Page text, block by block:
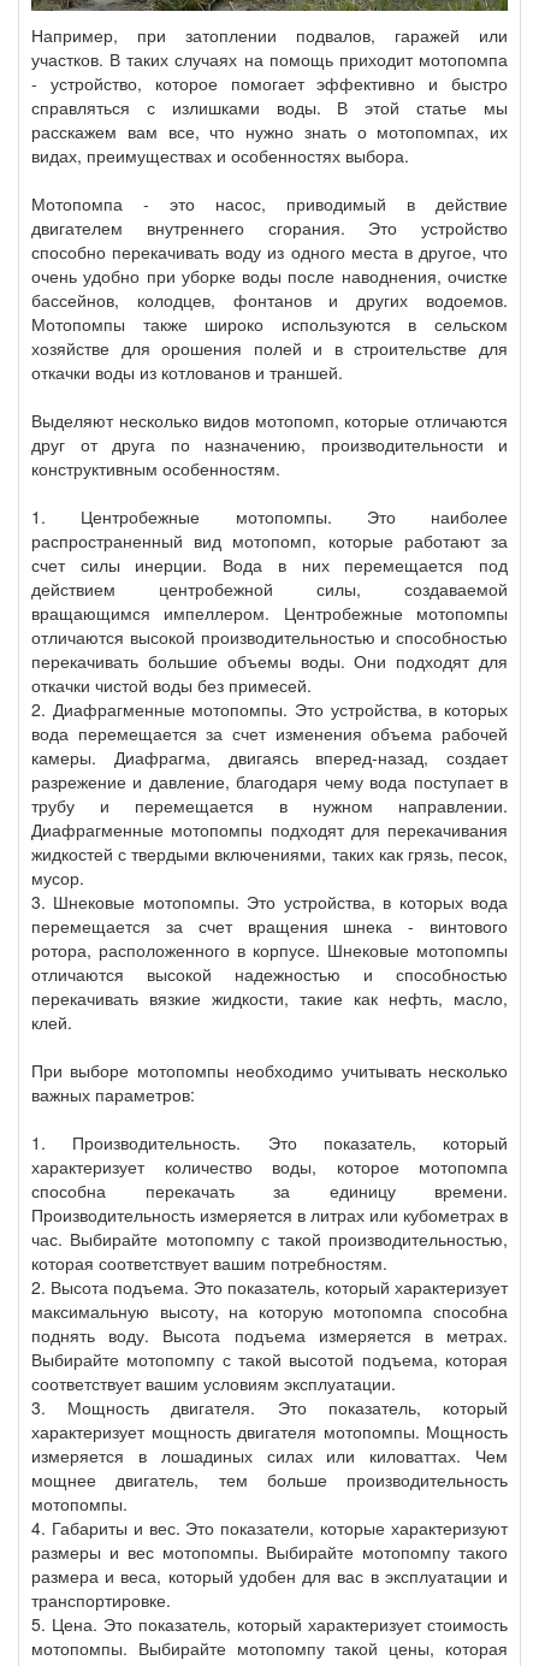
Например, при затоплении подвалов, гаражей или
участков. В таких случаях на помощь приходит мотопомпа
- устройство, которое помогает эффективно и быстро
справляться с излишками воды. В этой статье мы
расскажем вам все, что нужно знать о мотопомпах, их
видах, преимуществах и особенностях выбора.
Мотопомпа - это насос, приводимый в действие
двигателем внутреннего сгорания. Это устройство
способно перекачивать воду из одного места в другое, что
очень удобно при уборке воды после наводнения, очистке
бассейнов, колодцев, фонтанов и других водоемов.
Мотопомпы также широко используются в сельском
хозяйстве для орошения полей и в строительстве для
откачки воды из котлованов и траншей.
Выделяют несколько видов мотопомп, которые отличаются
друг от друга по назначению, производительности и
конструктивным особенностям.
1. Центробежные мотопомпы. Это наиболее
распространенный вид мотопомп, которые работают за
счет силы инерции. Вода в них перемещается под
действием центробежной силы, создаваемой
вращающимся импеллером. Центробежные мотопомпы
отличаются высокой производительностью и способностью
перекачивать большие объемы воды. Они подходят для
откачки чистой воды без примесей.
2. Диафрагменные мотопомпы. Это устройства, в которых
вода перемещается за счет изменения объема рабочей
камеры. Диафрагма, двигаясь вперед-назад, создает
разрежение и давление, благодаря чему вода поступает в
трубу и перемещается в нужном направлении.
Диафрагменные мотопомпы подходят для перекачивания
жидкостей с твердыми включениями, таких как грязь, песок,
мусор.
3. Шнековые мотопомпы. Это устройства, в которых вода
перемещается за счет вращения шнека - винтового
ротора, расположенного в корпусе. Шнековые мотопомпы
отличаются высокой надежностью и способностью
перекачивать вязкие жидкости, такие как нефть, масло,
клей.
При выборе мотопомпы необходимо учитывать несколько
важных параметров:
1. Производительность. Это показатель, который
характеризует количество воды, которое мотопомпа
способна перекачать за единицу времени.
Производительность измеряется в литрах или кубометрах в
час. Выбирайте мотопомпу с такой производительностью,
которая соответствует вашим потребностям.
2. Высота подъема. Это показатель, который характеризует
максимальную высоту, на которую мотопомпа способна
поднять воду. Высота подъема измеряется в метрах.
Выбирайте мотопомпу с такой высотой подъема, которая
соответствует вашим условиям эксплуатации.
3. Мощность двигателя. Это показатель, который
характеризует мощность двигателя мотопомпы. Мощность
измеряется в лошадиных силах или киловаттах. Чем
мощнее двигатель, тем больше производительность
мотопомпы.
4. Габариты и вес. Это показатели, которые характеризуют
размеры и вес мотопомпы. Выбирайте мотопомпу такого
размера и веса, который удобен для вас в эксплуатации и
транспортировке.
5. Цена. Это показатель, который характеризует стоимость
мотопомпы. Выбирайте мотопомпу такой цены, которая